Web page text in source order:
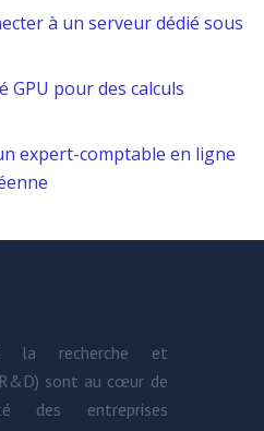
à un serveur dédié sous
GPU pour des calculs
expert-comptable en ligne
la recherche et
sont au cœur de
des entreprises